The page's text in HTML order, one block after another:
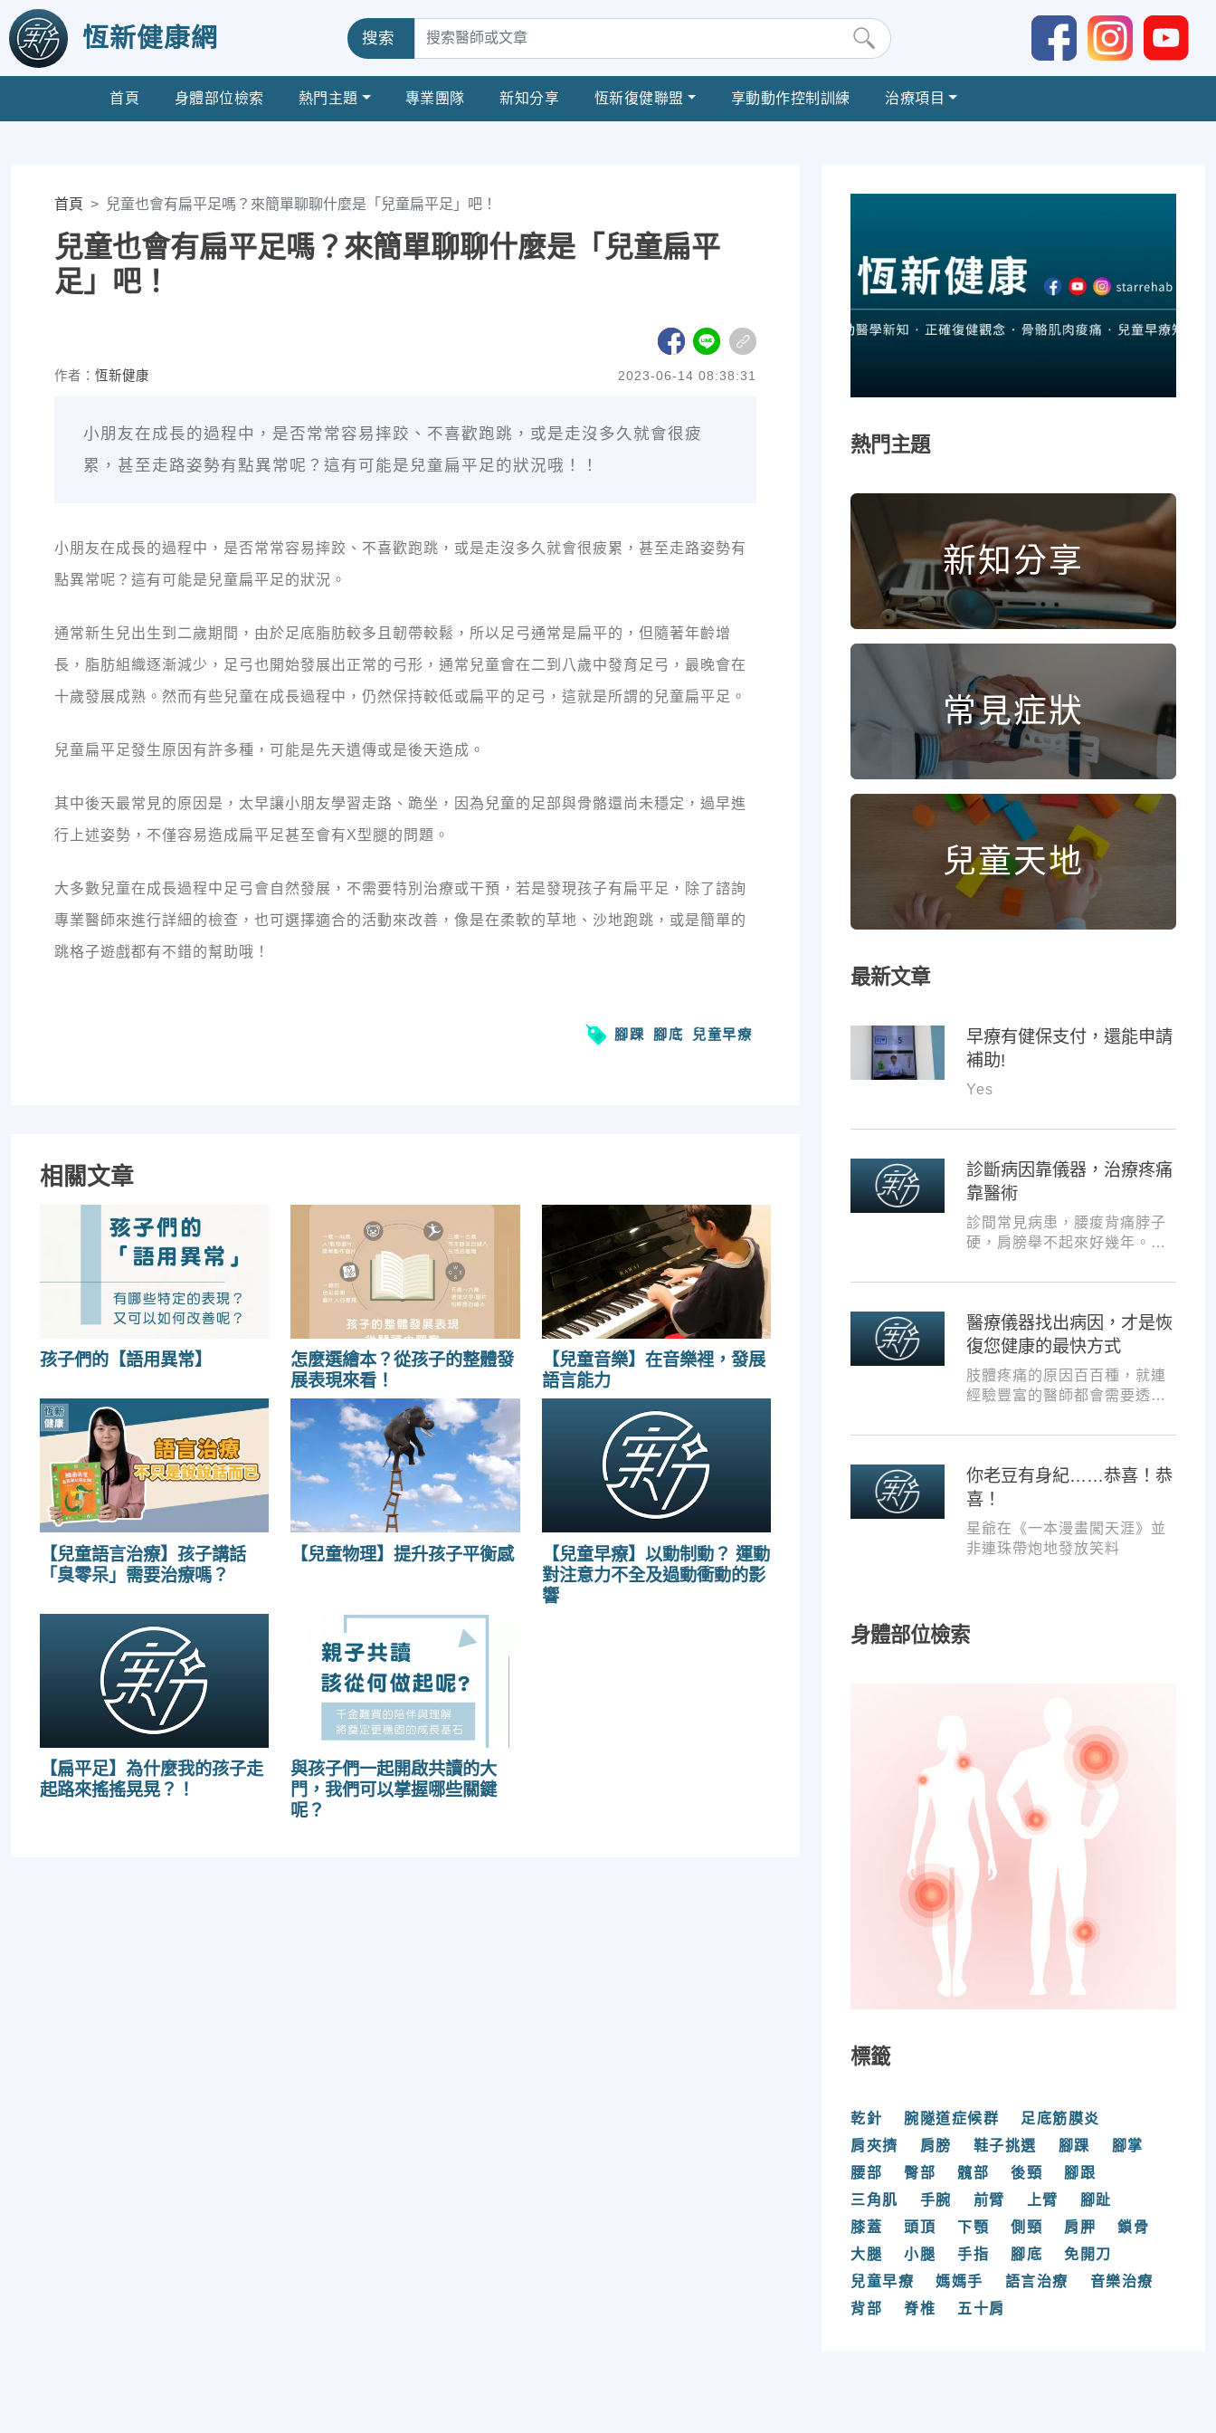
恆新健康網 搜索
首頁 身體部位檢索 熱門主題 專業團隊 新知分享 恆新復健聯盟 享動動作控制訓練 治療項目
首頁 兒童也會有扁平足嗎？來簡單聊聊什麼是「兒童扁平足」吧！
兒童也會有扁平足嗎？來簡單聊聊什麼是「兒童扁平
足」吧！
作者： 恆新健康 2023-06-14 08:38:31
小朋友在成長的過程中，是否常常容易摔跤、不喜歡跑跳，或是走沒多久就會很疲
累，甚至走路姿勢有點異常呢？這有可能是兒童扁平足的狀況哦！！
小朋友在成長的過程中，是否常常容易摔跤、不喜歡跑跳，或是走沒多久就會很疲累，甚至走路姿勢有
點異常呢？這有可能是兒童扁平足的狀況。
通常新生兒出生到二歲期間，由於足底脂肪較多且韌帶較鬆，所以足弓通常是扁平的，但隨著年齡增
長，脂肪組織逐漸減少，足弓也開始發展出正常的弓形，通常兒童會在二到八歲中發育足弓，最晚會在
十歲發展成熟。然而有些兒童在成長過程中，仍然保持較低或扁平的足弓，這就是所謂的兒童扁平足。
兒童扁平足發生原因有許多種，可能是先天遺傳或是後天造成。
其中後天最常見的原因是，太早讓小朋友學習走路、跪坐，因為兒童的足部與骨骼還尚未穩定，過早進
行上述姿勢，不僅容易造成扁平足甚至會有X型腿的問題。
大多數兒童在成長過程中足弓會自然發展，不需要特別治療或干預，若是發現孩子有扁平足，除了諮詢
專業醫師來進行詳細的檢查，也可選擇適合的活動來改善，像是在柔軟的草地、沙地跑跳，或是簡單的
跳格子遊戲都有不錯的幫助哦！
腳踝 腳底 兒童早療
相關文章
孩子們的【語用異常】
怎麼選繪本？從孩子的整體發
展表現來看！
【兒童音樂】在音樂裡，發展
語言能力
【兒童語言治療】孩子講話
「臭零呆」需要治療嗎？
【兒童物理】提升孩子平衡感
【兒童早療】以動制動？ 運動
對注意力不全及過動衝動的影
響
【扁平足】為什麼我的孩子走
起路來搖搖晃晃？！
與孩子們一起開啟共讀的大
門，我們可以掌握哪些關鍵
呢？
熱門主題
新知分享
常見症狀
兒童天地
最新文章
早療有健保支付，還能申請
補助!
Yes
診斷病因靠儀器，治療疼痛
靠醫術
診間常見病患，腰痠背痛脖子
硬，肩膀舉不起來好幾年。試
品，但疼痛總是時好時壞。
醫療儀器找出病因，才是恢
復您健康的最快方式
肢體疼痛的原因百百種，就連
經驗豐富的醫師都會需要透過
一對一對症治療。如果沒有第
行多少次推拿、按摩，都難以
讓您徹底擺脫不適。
你老豆有身紀……恭喜！恭
喜！
星爺在《一本漫畫闖天涯》並
非連珠帶炮地發放笑料
身體部位檢索
標籤
乾針 腕隧道症候群
足底筋膜炎
肩夾擠
肩膀 鞋子挑選 腳踝
腳掌
腰部
臀部 髖部 後頸
腳跟
三角肌
手腕 前臂 上臂
腳趾
膝蓋
頭頂 下顎 側頸 肩胛
鎖骨
大腿
小腿 手指 腳底
免開刀
兒童早療
媽媽手 語言治療
音樂治療
背部
脊椎 五十肩